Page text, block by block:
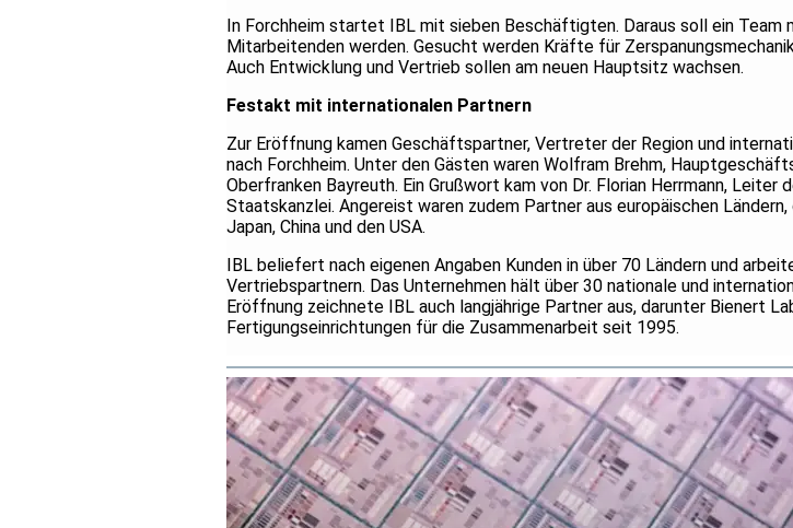
In Forchheim startet IBL mit sieben Beschäftigten. Daraus soll ein Team
Mitarbeitenden werden. Gesucht werden Kräfte für
Auch Entwicklung und Vertrieb sollen am neuen Hauptsitz wachsen.
Festakt mit internationalen Partnern
Zur Eröffnung kamen Geschäftspartner, Vertreter der Region und
nach Forchheim. Unter den Gästen waren Wolfram Brehm,
Oberfranken Bayreuth. Ein Grußwort kam von Dr. Florian Herrmann, Leiter
Staatskanzlei. Angereist waren zudem Partner aus europäischen Ländern,
Japan, China und den USA.
IBL beliefert nach eigenen Angaben Kunden in über 70 Ländern und
Vertriebspartnern. Das Unternehmen hält über 30 nationale und
Eröffnung zeichnete IBL auch langjährige Partner aus, darunter Bienert
Fertigungseinrichtungen für die Zusammenarbeit seit 1995.